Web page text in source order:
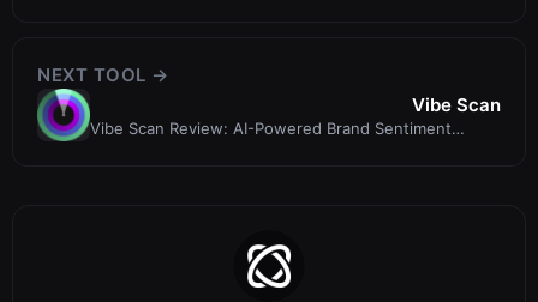
NEXT TOOL →
Vibe Scan
Vibe Scan Review: AI-Powered Brand Sentiment